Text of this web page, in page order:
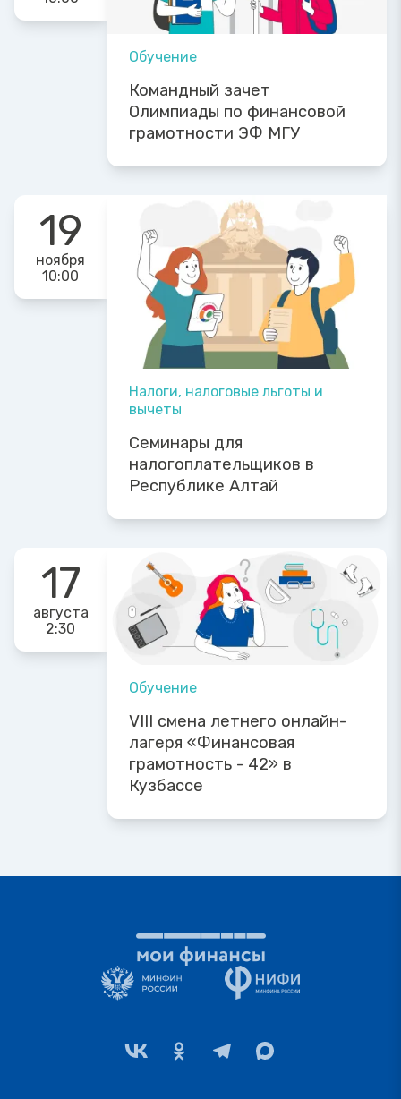
Обучение
Командный зачет
Олимпиады по финансовой
грамотности ЭФ МГУ
19
ноября
10:00
Налоги, налоговые льготы и
вычеты
Семинары для
налогоплательщиков в
Республике Алтай
17
августа
2:30
Обучение
VIII смена летнего онлайн-
лагеря «Финансовая
грамотность - 42» в
Кузбассе